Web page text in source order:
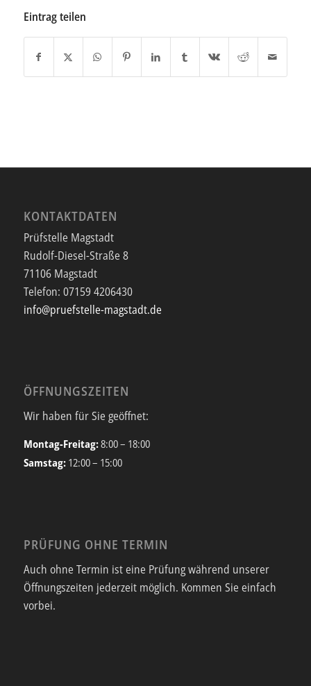
Eintrag teilen
KONTAKTDATEN
Prüfstelle Magstadt
Rudolf-Diesel-Straße 8
71106 Magstadt
Telefon: 07159 4206430
info@pruefstelle-magstadt.de
ÖFFNUNGSZEITEN
Wir haben für Sie geöffnet:
Montag-Freitag:8:00 – 18:00
Samstag: 12:00 – 15:00
PRÜFUNG OHNE TERMIN
Auch ohne Termin ist eine Prüfung während unserer
Öffnungszeiten jederzeit möglich. Kommen Sie einfach
vorbei.